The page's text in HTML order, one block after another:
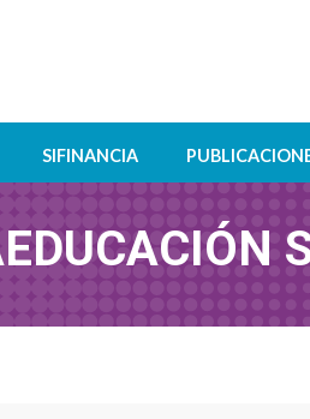
SIFINANCIA
EDUCACIÓN